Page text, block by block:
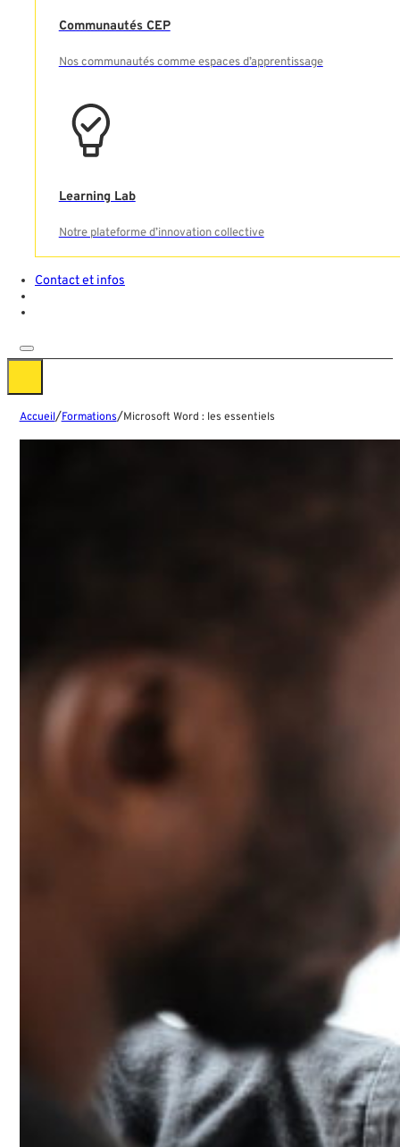
Communautés CEP
Nos communautés comme espaces d’apprentissage
Learning Lab
Notre plateforme d’innovation collective
Contact et infos
Accueil/Formations/Microsoft Word : les essentiels